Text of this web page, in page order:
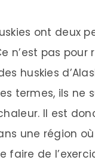
ont deux
n’est pas pour
huskies
termes, ils
Il est
une région
faire de